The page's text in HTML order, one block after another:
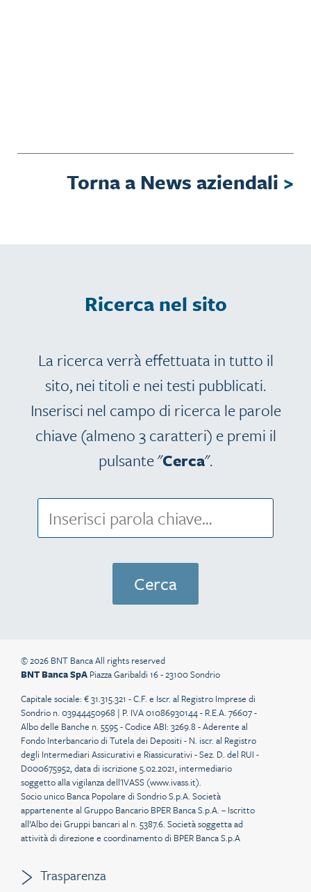
Torna a News aziendali >
Ricerca nel sito
La ricerca verrà effettuata in tutto il
sito, nei titoli e nei testi pubblicati.
Inserisci nel campo di ricerca le parole
chiave (almeno 3 caratteri) e premi il
pulsante "Cerca".
© 2026 BNT Banca All rights reserved
BNT Banca SpA Piazza Garibaldi 16 - 23100 Sondrio
Capitale sociale: € 31.315.321 - C.F. e Iscr. al Registro Imprese di
Sondrio n. 03944450968 | P. IVA 01086930144 - R.E.A. 76607 -
Albo delle Banche n. 5595 - Codice ABI: 3269.8 - Aderente al
Fondo Interbancario di Tutela dei Depositi - N. iscr. al Registro
degli Intermediari Assicurativi e Riassicurativi - Sez. D. del RUI -
D000675952, data di iscrizione 5.02.2021, intermediario
soggetto alla vigilanza dell'IVASS (www.ivass.it).
Socio unico Banca Popolare di Sondrio S.p.A. Società
appartenente al Gruppo Bancario BPER Banca S.p.A. – Iscritto
all’Albo dei Gruppi bancari al n. 5387.6. Società soggetta ad
attività di direzione e coordinamento di BPER Banca S.p.A
Trasparenza